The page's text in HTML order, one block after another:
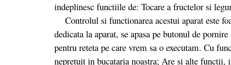
indeplinesc functiile de: Tocare a fructelor si
Controlul si functionarea acestui aparat este
dedicata la aparat, se apasa pe butonul de
pentru reteta pe care vrem sa o executam. Cu
nepretuit in bucataria noastra; Are si alte functii,